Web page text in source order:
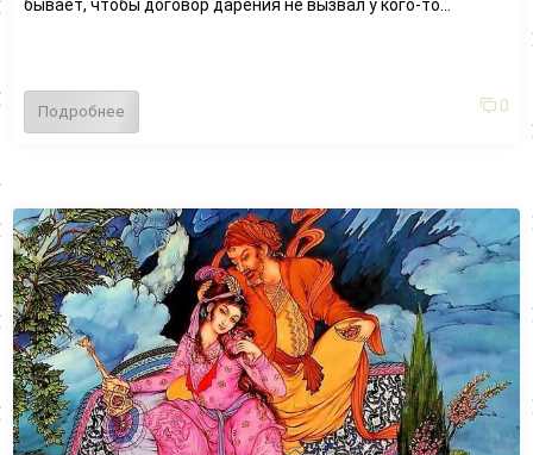
бывает, чтобы договор дарения не вызвал у кого-то...
Подробнее 0